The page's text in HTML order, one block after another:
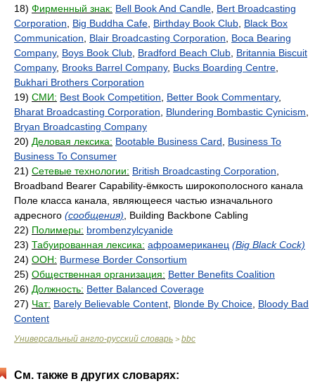
18) Фирменный знак: Bell Book And Candle Bert Broadcasting
Corporation
Big Buddha Cafe Birthday Book Club Black Box
Communication
Blair Broadcasting Corporation
Boca Bearing
Company, Boys Book Club Bradford Beach Club Britannia Biscuit
Company, Brooks Barrel Company, Bucks Boarding Centre
Bukhari Brothers Corporation
19) СМИ: Best Book Competition Better Book Commentary,
Bharat Broadcasting Corporation
Blundering Bombastic Cynicism
Bryan Broadcasting Company
20) Деловая лексика: Bootable Business Card
Business To
Business To Consumer
21) Сетевые технологии: British Broadcasting Corporation
Broadband Bearer Capability-ёмкость широкополосного канала
Поле класса канала, являющееся частью изначального
адресного (сообщения) , Building Backbone Cabling
22) Полимеры: brombenzylcyanide
23) Табуированная лексика: афроамериканец (Big Black Cock)
24) ООН: Burmese Border Consortium
25) Общественная организация: Better Benefits Coalition
26) Должность: Better Balanced Coverage
27) Чат: Barely Believable Content Blonde By Choice Bloody Bad
Content
Универсальный англо-русский словарь > bbc
См. также в других словарях: